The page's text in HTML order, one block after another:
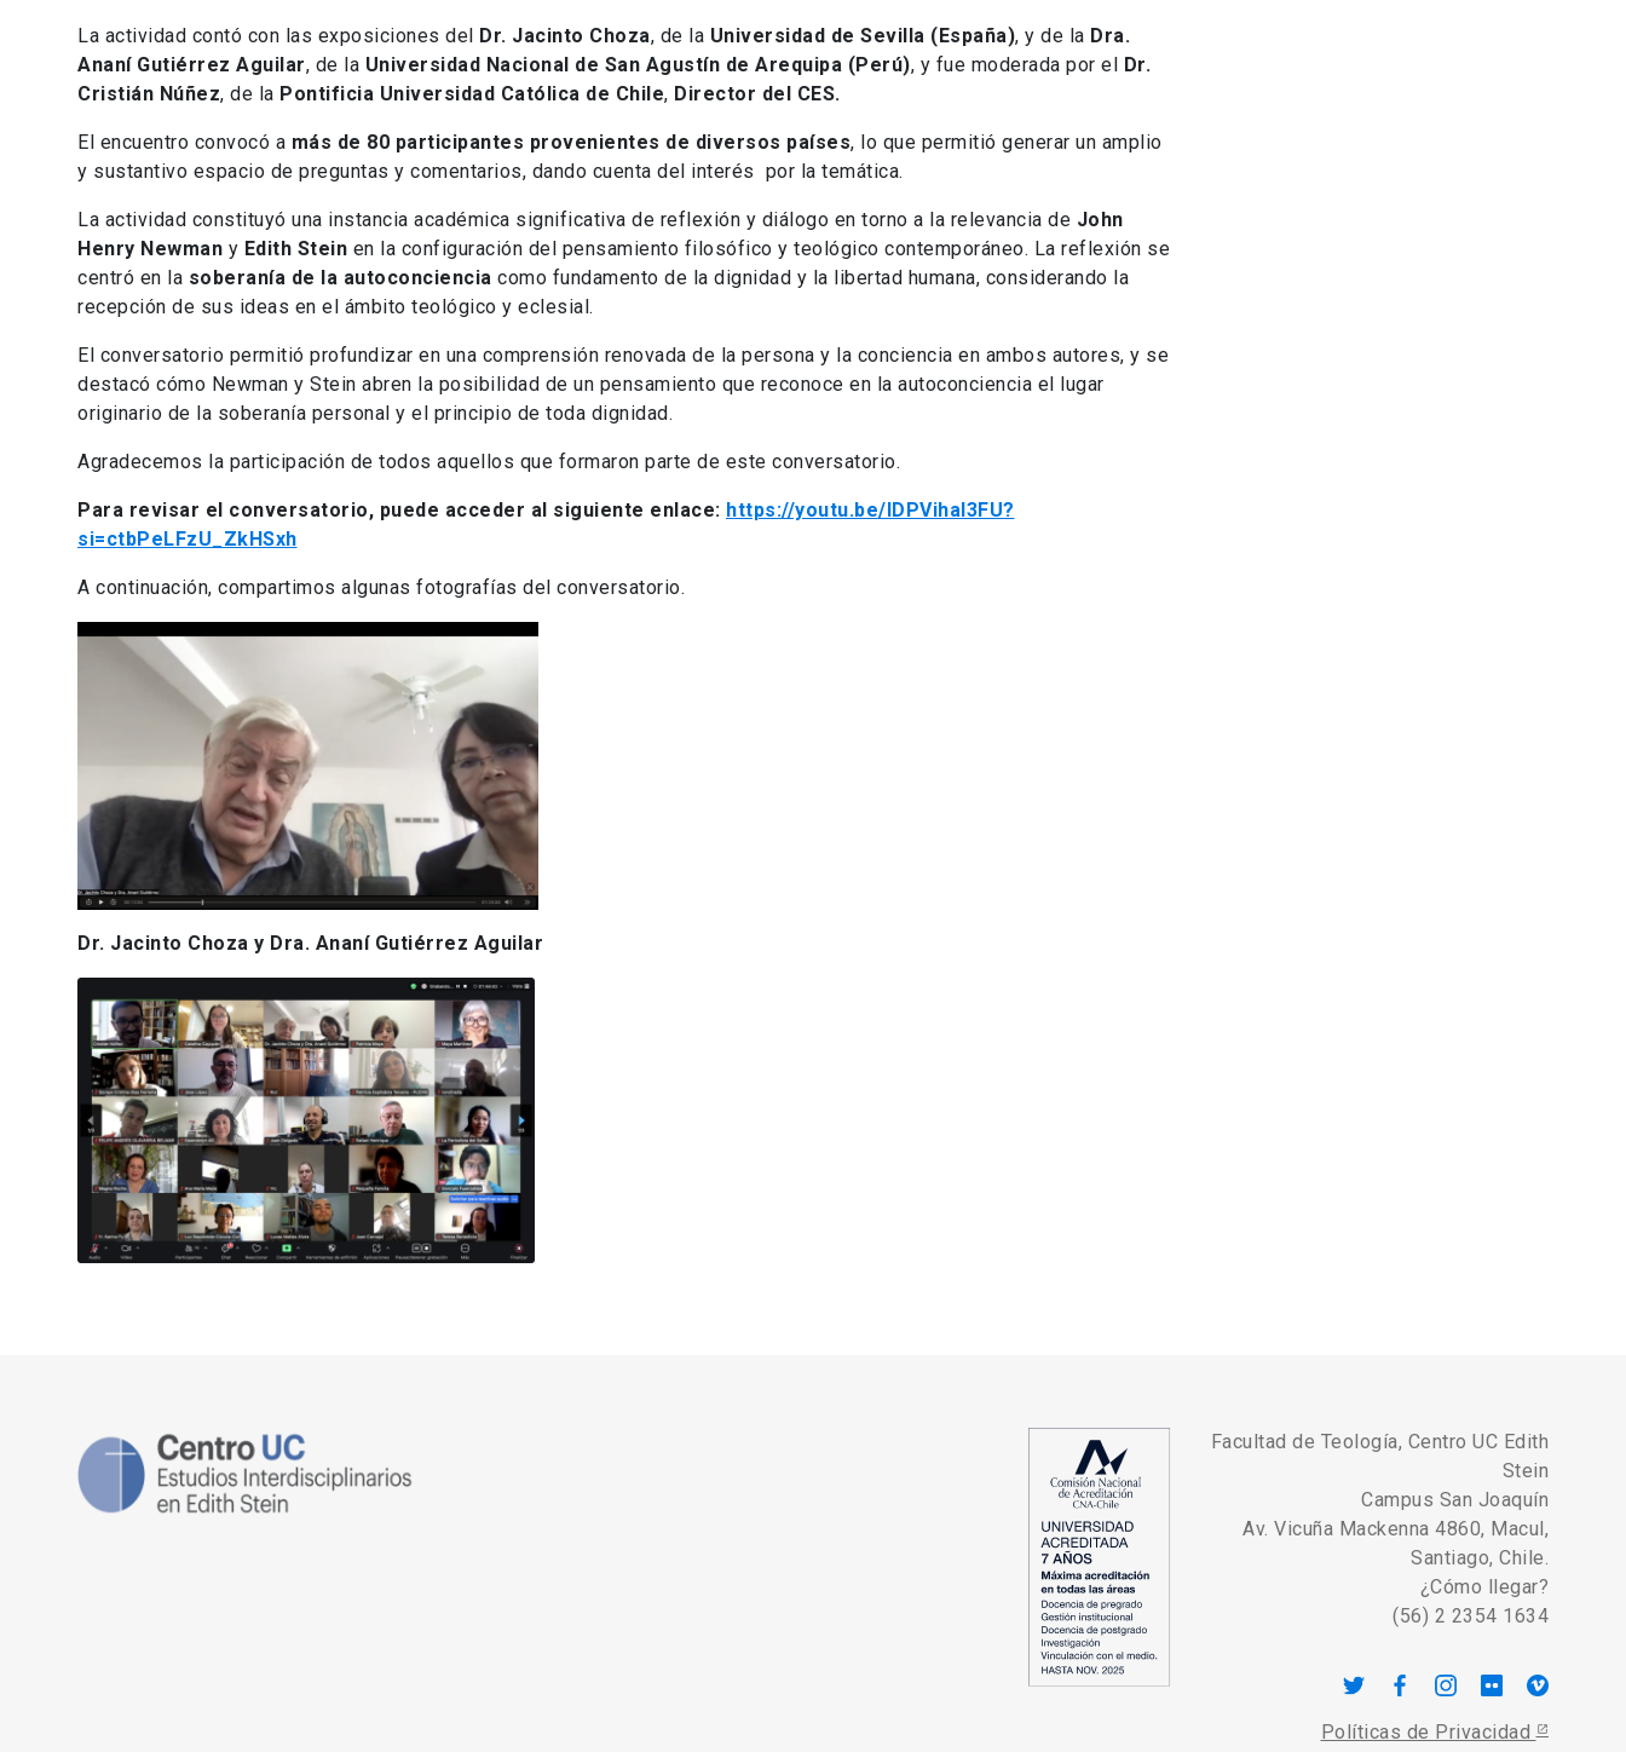
La actividad contó con las exposiciones del Dr. Jacinto Choza, de la Universidad de Sevilla (España), y de la Dra.
Ananí Gutiérrez Aguilar, de la Universidad Nacional de San Agustín de Arequipa (Perú), y fue moderada por el Dr.
Cristián Núñez, de la Pontificia Universidad Católica de Chile, Director del CES.
El encuentro convocó a más de 80 participantes provenientes de diversos países, lo que permitió generar un amplio
y sustantivo espacio de preguntas y comentarios, dando cuenta del interés por la temática.
La actividad constituyó una instancia académica significativa de reflexión y diálogo en torno a la relevancia de John
Henry Newman y Edith Stein en la configuración del pensamiento filosófico y teológico contemporáneo. La reflexión se
centró en la soberanía de la autoconciencia como fundamento de la dignidad y la libertad humana, considerando la
recepción de sus ideas en el ámbito teológico y eclesial.
El conversatorio permitió profundizar en una comprensión renovada de la persona y la conciencia en ambos autores, y se
destacó cómo Newman y Stein abren la posibilidad de un pensamiento que reconoce en la autoconciencia el lugar
originario de la soberanía personal y el principio de toda dignidad.
Agradecemos la participación de todos aquellos que formaron parte de este conversatorio.
Para revisar el conversatorio, puede acceder al siguiente enlace: https://youtu.be/IDPVihal3FU?
si=ctbPeLFzU_ZkHSxh
A continuación, compartimos algunas fotografías del conversatorio.
Dr. Jacinto Choza y Dra. Ananí Gutiérrez Aguilar
Facultad de Teología, Centro UC Edith
Stein
Campus San Joaquín
Av. Vicuña Mackenna 4860, Macul,
Santiago, Chile.
¿Cómo llegar?
(56) 2 2354 1634
Políticas de Privacidad